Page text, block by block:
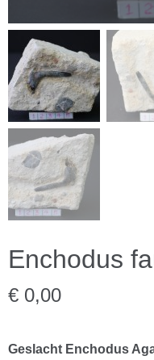
Enchodus
€ 0,00
Geslacht Enchodus